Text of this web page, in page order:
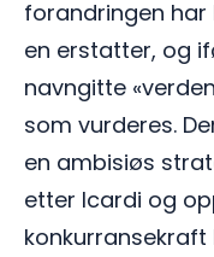
forandringen
en erstatter, og
navngitte
som vurderes.
en ambisiøs
etter Icardi og